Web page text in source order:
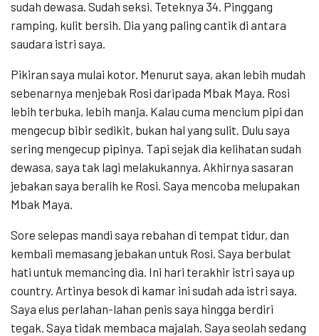
sudah dewasa. Sudah seksi. Teteknya 34. Pinggang
ramping, kulit bersih. Dia yang paling cantik di antara
saudara istri saya.
Pikiran saya mulai kotor. Menurut saya, akan lebih mudah
sebenarnya menjebak Rosi daripada Mbak Maya. Rosi
lebih terbuka, lebih manja. Kalau cuma mencium pipi dan
mengecup bibir sedikit, bukan hal yang sulit. Dulu saya
sering mengecup pipinya. Tapi sejak dia kelihatan sudah
dewasa, saya tak lagi melakukannya. Akhirnya sasaran
jebakan saya beralih ke Rosi. Saya mencoba melupakan
Mbak Maya.
Sore selepas mandi saya rebahan di tempat tidur, dan
kembali memasang jebakan untuk Rosi. Saya berbulat
hati untuk memancing dia. Ini hari terakhir istri saya up
country. Artinya besok di kamar ini sudah ada istri saya.
Saya elus perlahan-lahan penis saya hingga berdiri
tegak. Saya tidak membaca majalah. Saya seolah sedang